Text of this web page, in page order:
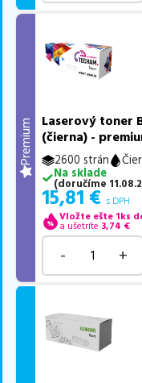
Premium
Laserový toner
(čierna) -
2600 strán
Na sklade
(doručíme
15,81 € s DPH
Vložte ešte 1ks
a ušetríte 3,74 €
- +